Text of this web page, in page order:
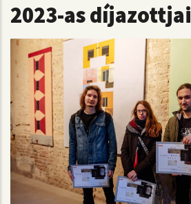
2023-as díjazottjai